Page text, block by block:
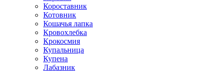
Короставник
Котовник
Кошачья лапка
Кровохлебка
Крокосмия
Купальница
Купена
Лабазник